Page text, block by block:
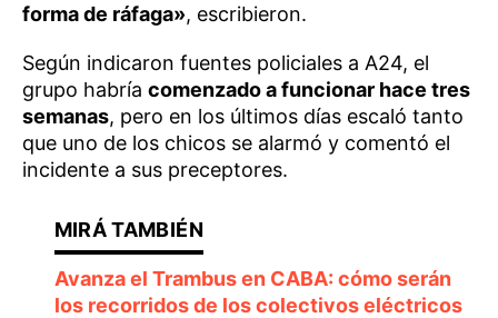
forma de ráfaga», escribieron.
Según indicaron fuentes policiales a A24, el
grupo habría comenzado a funcionar hace tres
semanas, pero en los últimos días escaló tanto
que uno de los chicos se alarmó y comentó el
incidente a sus preceptores.
Avanza el Trambus en CABA: cómo serán
los recorridos de los colectivos eléctricos